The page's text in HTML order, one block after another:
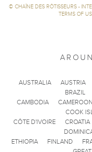
© CHAÎNE DES RÔTISSEURS -
TERMS OF
AUSTRALIA AUSTRIA
BRAZIL
CAMBODIA
CAMEROON
COOK
CÔTE D'IVOIRE
CROATIA
ETHIOPIA
FINLAND